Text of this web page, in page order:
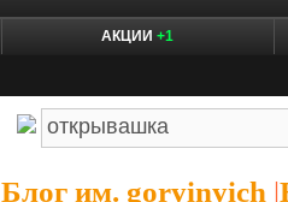
АКЦИИ +1
Блог им. goryinyich |